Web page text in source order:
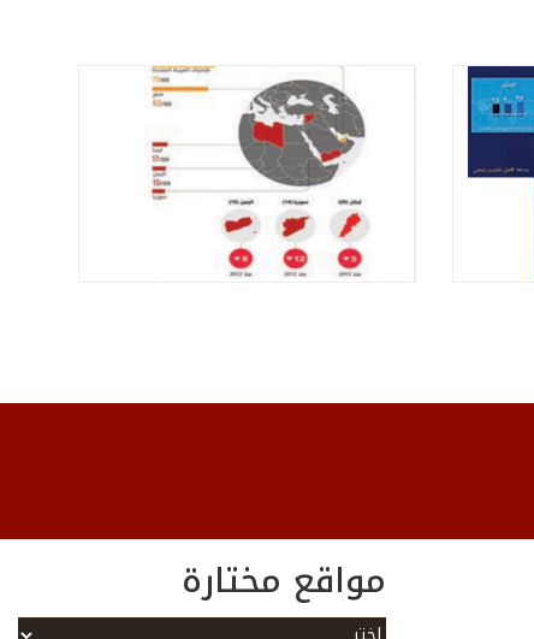
مواقع مختارة